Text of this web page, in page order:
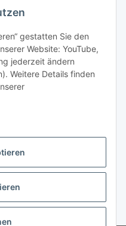
gestatten Sie den
Website: YouTube,
jederzeit ändern
Weitere Details finden
Versand